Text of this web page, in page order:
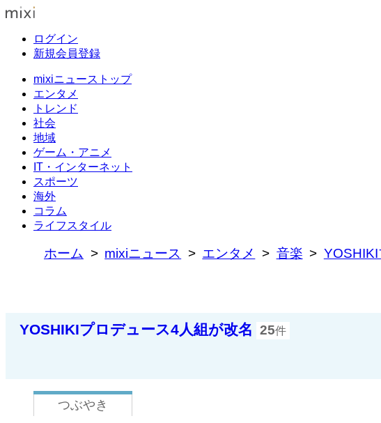
ログイン
新規会員登録
mixiニューストップ
エンタメ
トレンド
社会
地域
ゲーム・アニメ
IT・インターネット
スポーツ
海外
コラム
ライフスタイル
ホーム mixiニュース エンタメ 音楽 YOSHIKI
YOSHIKIプロデュース4人組が改名 25件
つぶやき